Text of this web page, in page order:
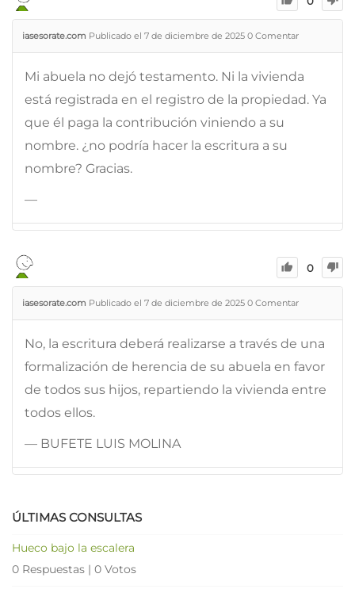
iasesorate.com Publicado el 7 de diciembre de 2025 0 Comentar
Mi abuela no dejó testamento. Ni la vivienda
está registrada en el registro de la propiedad. Ya
que él paga la contribución viniendo a su
nombre. ¿no podría hacer la escritura a su
nombre? Gracias.
—
0
iasesorate.com Publicado el 7 de diciembre de 2025 0 Comentar
No, la escritura deberá realizarse a través de una
formalización de herencia de su abuela en favor
de todos sus hijos, repartiendo la vivienda entre
todos ellos.
— BUFETE LUIS MOLINA
ÚLTIMAS CONSULTAS
Hueco bajo la escalera
0 Respuestas | 0 Votos